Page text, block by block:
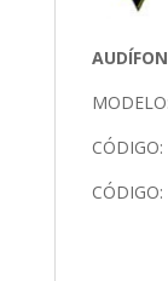
MODELO:
CÓDIGO:
CÓDIGO: